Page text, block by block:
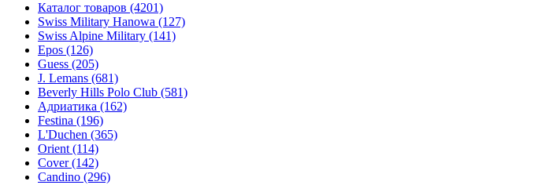
Каталог товаров (4201)
Swiss Military Hanowa (127)
Swiss Alpine Military (141)
Epos (126)
Guess (205)
J. Lemans (681)
Beverly Hills Polo Club (581)
Адриатика (162)
Festina (196)
L'Duchen (365)
Orient(114)
Cover(142)
Candino (296)